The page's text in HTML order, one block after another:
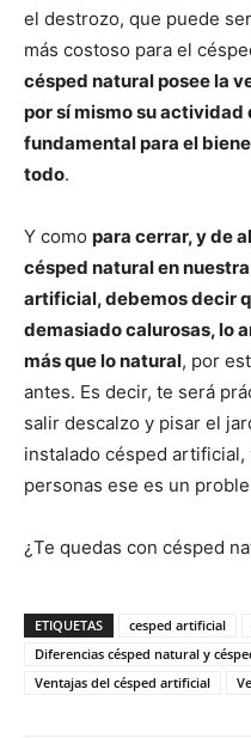
el destrozo, que puede
más costoso para el
césped natural posee la
por sí mismo su
fundamental para el
todo.
Y como para cerrar, y de
césped natural en
artificial, debemos decir
demasiado calurosas, lo
más que lo natural, por
antes. Es decir, te será
salir descalzo y pisar el
instalado césped artificial,
personas ese es un
¿Te quedas con césped
ETIQUETAS cesped artificial
Diferencias césped natural y
Ventajas del césped artificial